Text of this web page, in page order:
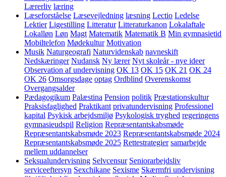
Lærerliv læring
Læseforståelse Læsevejledning læsning Lectio Ledelse
Lektier Ligestilling Litteratur Litteraturkanon Lokalaftale
Lokalløn Løn Magt Matematik Matematik B Min gymnasietid
Mobiltelefon Mødekultur Motivation
Musik Naturgeografi Naturvidenskab navneskift
Nedskæringer Nudansk Ny lærer Nyt skoleår - nye ideer
Observation af undervisning OK 13 OK 15 OK 21 OK 24
OK 26 Omsorgsdage optag Ordblind Overenskomst
Overgangsalder
Pædagogikum Palæstina Pension politik Præstationskultur
Praksisfaglighed Praktikant privatundervisning Professionel
kapital Psykisk arbejdsmiljø Psykologisk tryghed regeringens
gymnasieudspil Religion Repræsentantskabsmøde
Repræsentantskabsmøde 2023 Repræsentantskabsmøde 2024
Repræsentantskabsmøde 2025 Rettestrategier samarbejde
mellem uddannelser
Seksualundervisning Selvcensur Seniorarbejdsliv
serviceeftersyn Sexchikane Sexisme Skærmfri undervisning